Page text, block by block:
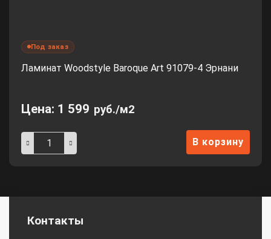
Под заказ
Ламинат Woodstyle Baroque Art 91079-4 Эрнани
Цена: 1 599 руб./м2
В корзину
Контакты